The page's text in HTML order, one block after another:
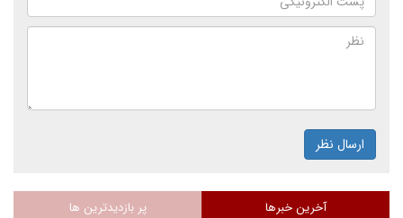
ارسال نظر
آخرین خبرها پر بازدیدترین ها